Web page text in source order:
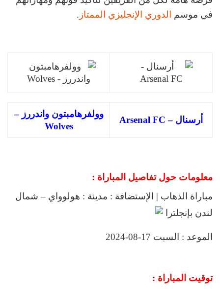
في موسم
الدوري الإنجليزي الممتاز .
أرسنال – Arsenal FC
وولفرهامبتون واندررز –
Wolves
معلومات حولتفاصيل المباراة :
مباراة الذهاب | الإستضافة : مدينة : هولوواي – شمال
لندن بإنجلترا
الموعد : السبت 17-08-2024
توقيت المباراة :